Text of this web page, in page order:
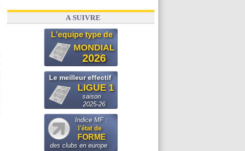
03/08 Real: le démenti de Leipzig pour Diomandé
A SUIVRE
L'equipe type de
MONDIAL
2026
Le meilleur effectif
LIGUE 1
saison
2025-26
Indice MF :
l'état de
FORME
des clubs en europe